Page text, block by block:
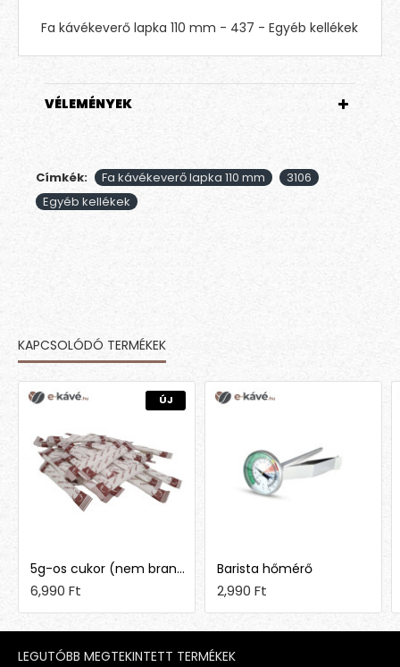
Fa kávékeverő lapka 110 mm - 437 - Egyéb kellékek
VÉLEMÉNYEK
Címkék: Fa kávékeverő lapka 110 mm
3106
Egyéb kellékek
KAPCSOLÓDÓ TERMÉKEK
ÚJ
5g-os cukor (nem brandingelt)
6,990 Ft
Barista hőmérő
2,990 Ft
LEGUTÓBB MEGTEKINTETT TERMÉKEK